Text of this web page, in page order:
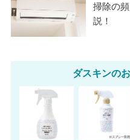
掃除の
説！
ダスキンの